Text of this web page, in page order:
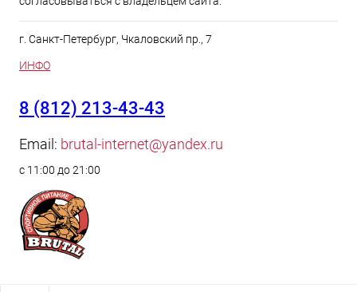
г. Санкт-Петербург, Чкаловский пр., 7
ИНФО
8 (812) 213-43-43
Email: brutal-internet@yandex.ru
с 11:00 до 21:00